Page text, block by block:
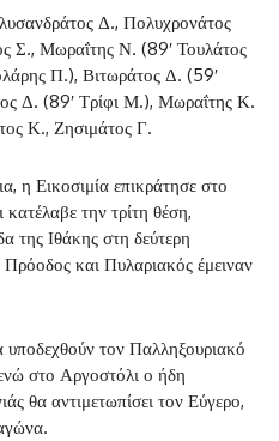
Δ., Πολυχρονάτος
Σ., Μωραΐτης Ν. (89′ Τουλάτος
Π.), Βιτωράτος Δ. (59′
Δ. (89′ Τρίφι Μ.), Μωραΐτης Κ.
Κ., Ζησιμάτος Γ.
η Εικοσιμία επικράτησε στο
την τρίτη θέση,
της Ιθάκης στη δεύτερη
και Πυλαριακός έμειναν
τον Παλληξουριακό
στο Αργοστόλι ο ήδη
θα αντιμετωπίσει τον Εύγερο,